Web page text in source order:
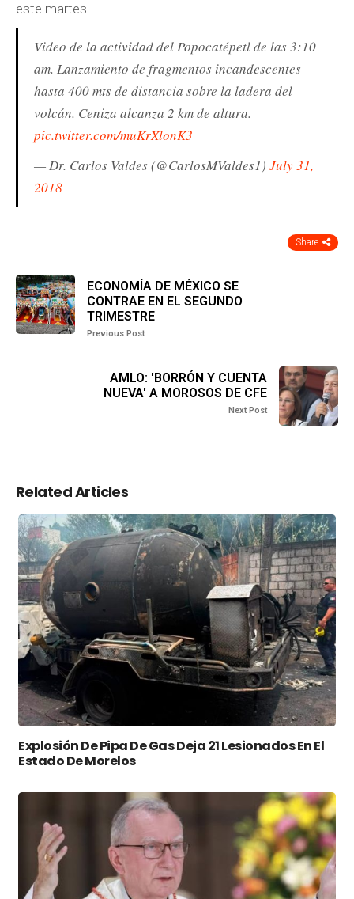
este martes.
Video de la actividad del Popocatépetl de las 3:10
am. Lanzamiento de fragmentos incandescentes
hasta 400 mts de distancia sobre la ladera del
volcán. Ceniza alcanza 2 km de altura.
pic.twitter.com/muKrXlonK3
— Dr. Carlos Valdes (@CarlosMValdes1) July 31,
2018
Share
ECONOMÍA DE MÉXICO SE
CONTRAE EN EL SEGUNDO
TRIMESTRE
Previous Post
AMLO: 'BORRÓN Y CUENTA
NUEVA' A MOROSOS DE CFE
Next Post
Related Articles
Explosión De Pipa De Gas Deja 21 Lesionados En El
Estado De Morelos